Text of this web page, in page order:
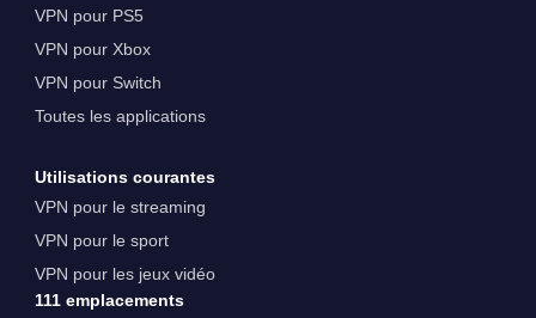
VPN pour PS5
VPN pour Xbox
VPN pour Switch
Toutes les applications
Utilisations courantes
VPN pour le streaming
VPN pour le sport
VPN pour les jeux vidéo
111 emplacements